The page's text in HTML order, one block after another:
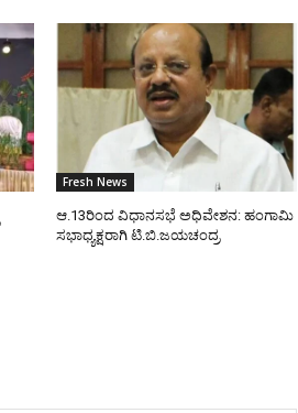
Fresh News
ಆ.13ರಿಂದ ವಿಧಾನಸಭೆ ಅಧಿವೇಶನ: ಹಂಗಾಮಿ
ಸಭಾಧ್ಯಕ್ಷರಾಗಿ ಟಿ.ಬಿ.ಜಯಚಂದ್ರ